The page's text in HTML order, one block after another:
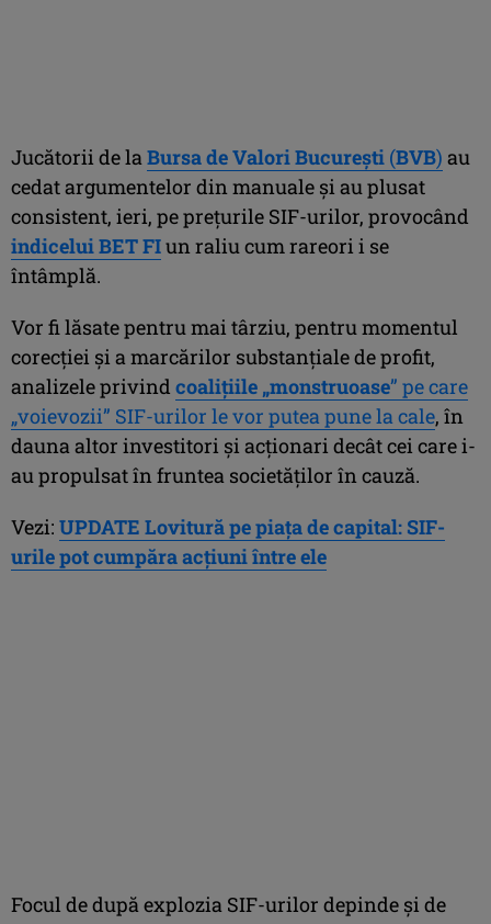
Jucătorii de la Bursa de Valori Bucureşti (BVB) au
cedat argumentelor din manuale şi au plusat
consistent, ieri, pe preţurile SIF-urilor, provocând
indicelui BET FIun raliu cum rareori i se
întâmplă.
Vor fi lăsate pentru mai târziu, pentru momentul
corecţiei şi a marcărilor substanţiale de profit,
analizele privind coaliţiile „monstruoase” pe care
„voievozii” SIF-urilor le vor putea pune la cale, în
dauna altor investitori şi acţionari decât cei care i-
au propulsat în fruntea societăţilor în cauză.
Vezi: UPDATE Lovitură pe piaţa de capital: SIF-
urile pot cumpăra acţiuni între ele
Focul de după explozia SIF-urilor depinde şi de